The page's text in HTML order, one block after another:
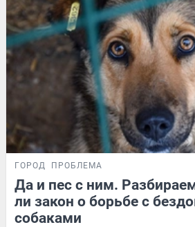
ГОРОД ПРОБЛЕМА
Да и пес с ним.
ли закон о борьбе с
собаками